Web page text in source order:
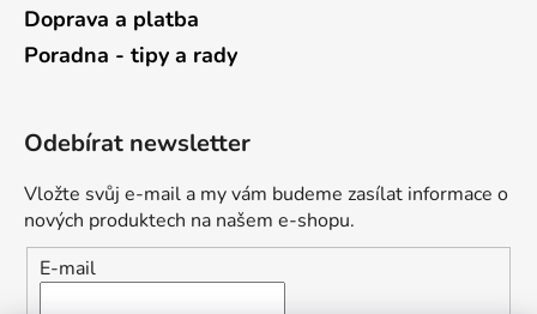
Doprava a platba
Poradna - tipy a rady
Odebírat newsletter
Vložte svůj e-mail a my vám budeme zasílat informace o
nových produktech na našem e-shopu.
E-mail